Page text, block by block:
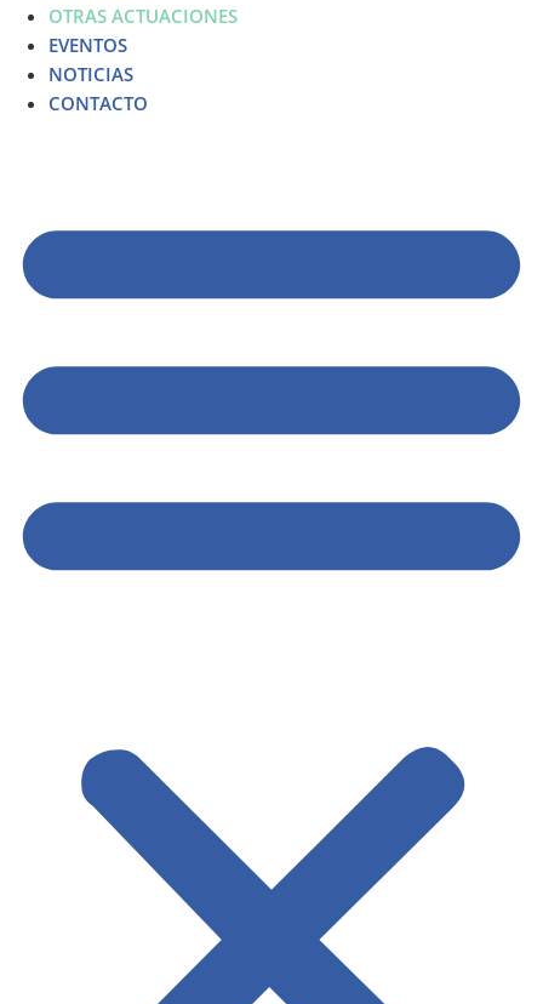
OTRAS ACTUACIONES
EVENTOS
NOTICIAS
CONTACTO